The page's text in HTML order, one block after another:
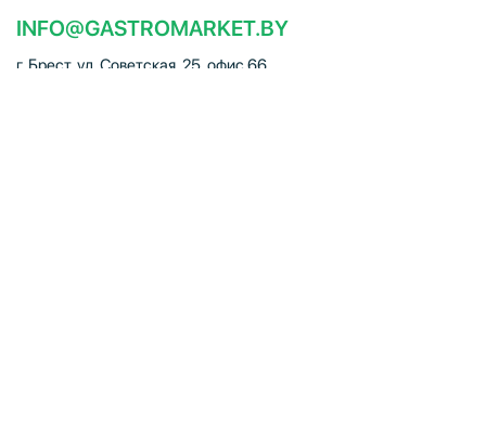
INFO@GASTROMARKET.BY
г. Брест, ул. Советская, 25, офис 66